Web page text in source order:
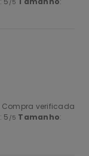
/5
Compra verificada
: 5 /5 Tamanho: